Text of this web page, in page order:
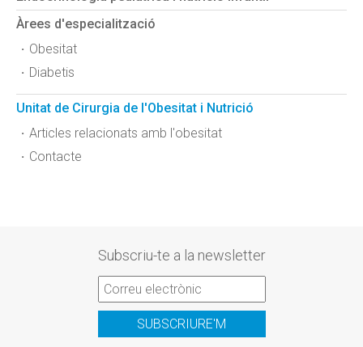
Àrees d'especialització
Obesitat
Diabetis
Unitat de Cirurgia de l'Obesitat i Nutrició
Articles relacionats amb l'obesitat
Contacte
Subscriu-te a la newsletter
SUBSCRIURE'M